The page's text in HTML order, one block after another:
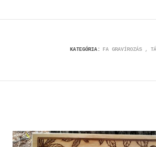
KATEGÓRIA: FA GRAVÍROZÁS